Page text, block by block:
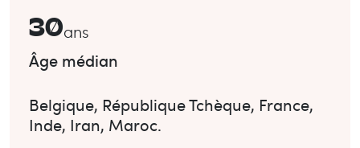
30ans
Âge médian
Belgique, République Tchèque, France,
Inde, Iran, Maroc.